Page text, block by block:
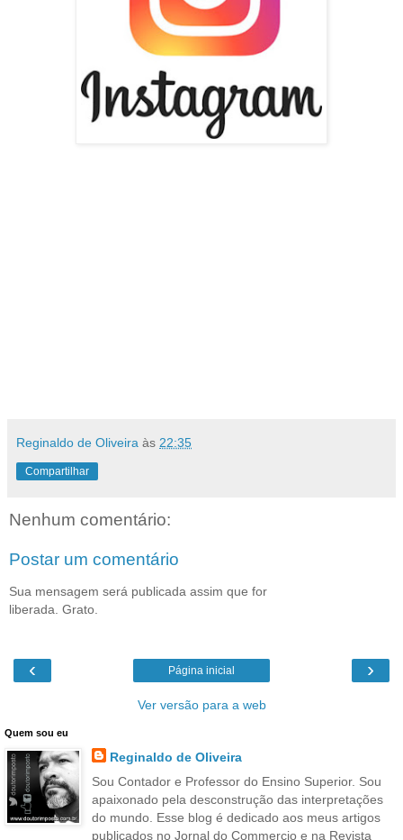
Reginaldo de Oliveira às 22:35
Compartilhar
Nenhum comentário:
Postar um comentário
Sua mensagem será publicada assim que for
liberada. Grato.
‹ ›
Página inicial
Ver versão para a web
Quem sou eu
Reginaldo de Oliveira
Sou Contador e Professor do Ensino Superior. Sou
apaixonado pela desconstrução das interpretações
do mundo. Esse blog é dedicado aos meus artigos
publicados no Jornal do Commercio e na Revista